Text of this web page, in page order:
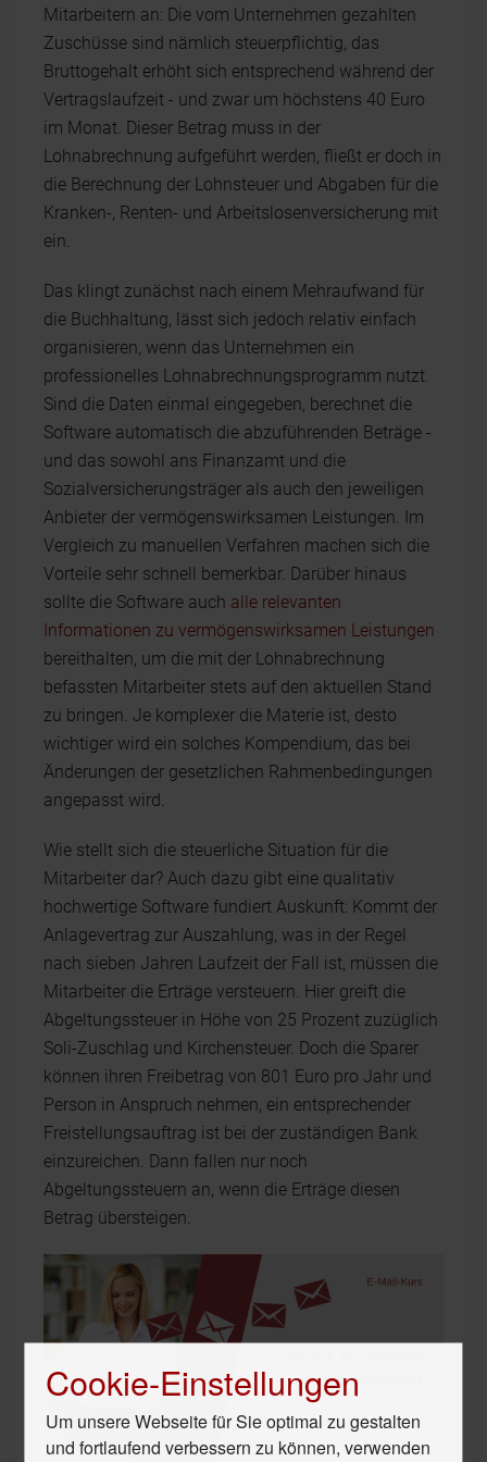
Mitarbeitern an: Die vom Unternehmen gezahlten
Zuschüsse sind nämlich steuerpflichtig, das
Bruttogehalt erhöht sich entsprechend während der
Vertragslaufzeit - und zwar um höchstens 40 Euro
im Monat. Dieser Betrag muss in der
Lohnabrechnung aufgeführt werden, fließt er doch in
die Berechnung der Lohnsteuer und Abgaben für die
Kranken-, Renten- und Arbeitslosenversicherung mit
ein.
Das klingt zunächst nach einem Mehraufwand für
die Buchhaltung, lässt sich jedoch relativ einfach
organisieren, wenn das Unternehmen ein
professionelles Lohnabrechnungsprogramm nutzt.
Sind die Daten einmal eingegeben, berechnet die
Software automatisch die abzuführenden Beträge -
und das sowohl ans Finanzamt und die
Sozialversicherungsträger als auch den jeweiligen
Anbieter der vermögenswirksamen Leistungen. Im
Vergleich zu manuellen Verfahren machen sich die
Vorteile sehr schnell bemerkbar. Darüber hinaus
sollte die Software auch alle relevanten
Informationen zu vermögenswirksamen Leistungen
bereithalten, um die mit der Lohnabrechnung
befassten Mitarbeiter stets auf den aktuellen Stand
zu bringen. Je komplexer die Materie ist, desto
wichtiger wird ein solches Kompendium, das bei
Änderungen der gesetzlichen Rahmenbedingungen
angepasst wird.
Wie stellt sich die steuerliche Situation für die
Mitarbeiter dar? Auch dazu gibt eine qualitativ
hochwertige Software fundiert Auskunft: Kommt der
Anlagevertrag zur Auszahlung, was in der Regel
nach sieben Jahren Laufzeit der Fall ist, müssen die
Mitarbeiter die Erträge versteuern. Hier greift die
Abgeltungssteuer in Höhe von 25 Prozent zuzüglich
Soli-Zuschlag und Kirchensteuer. Doch die Sparer
können ihren Freibetrag von 801 Euro pro Jahr und
Person in Anspruch nehmen, ein entsprechender
Freistellungsauftrag ist bei der zuständigen Bank
einzureichen. Dann fallen nur noch
Abgeltungssteuern an, wenn die Erträge diesen
Betrag übersteigen.
Cookie-Einstellungen
Um unsere Webseite für Sie optimal zu gestalten
und fortlaufend verbessern zu können, verwenden